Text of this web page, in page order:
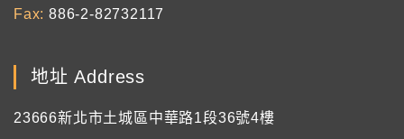
Fax 886-2-82732117
地址 Address
23666新北市土城區中華路1段36號4樓